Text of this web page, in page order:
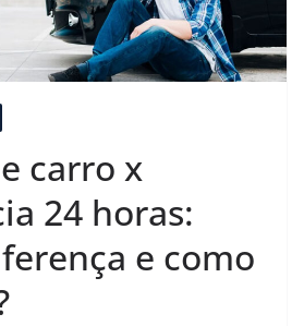
carro x
24 horas:
e como